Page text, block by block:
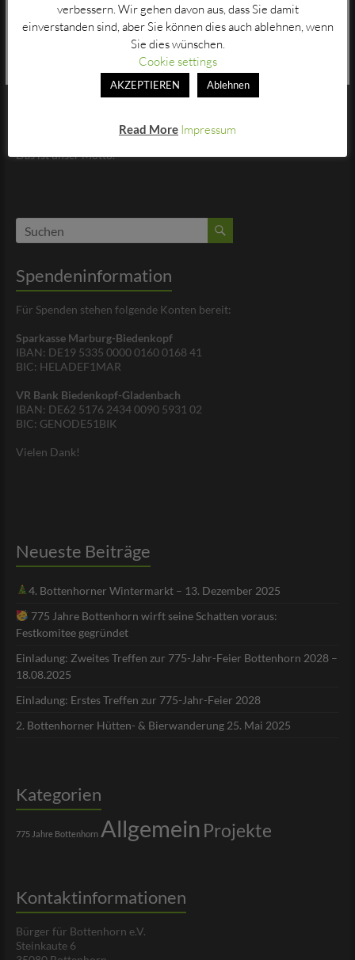
Machen statt meckern!
Das ist unser Motto.
Spendeninformation
Für Spenden stehen folgende Konten bereit:
Sparkasse Marburg-Biedenkopf
IBAN: DE19 5335 0000 0160 0168 41
BIC: HELADEF1MAR
VR Bank Biedenkopf-Gladenbach
IBAN: DE62 5176 2434 0090 5931 02
BIC: GENODE51BIK
Vielen Dank!
Neueste Beiträge
4. Bottenhorner Wintermarkt – 13. Dezember 2025
775 Jahre Bottenhorn wirft seine Schatten voraus:
Festkomitee gegründet
Einladung: Zweites Treffen zur 775-Jahr-Feier Bottenhorn 2028 –
18.08.2025
Einladung: Erstes Treffen zur 775-Jahr-Feier 2028
2. Bottenhorner Hütten- & Bierwanderung 25. Mai 2025
Kategorien
775 Jahre Bottenhorn Allgemein Projekte
Kontaktinformationen
Bürger für Bottenhorn e.V.
Steinkaute 6
verbessern. Wir gehen davon aus, dass Sie damit
einverstanden sind, aber Sie können dies auch ablehnen, wenn
Sie dies wünschen.
Cookie settings
AKZEPTIEREN Ablehnen
Read More Impressum